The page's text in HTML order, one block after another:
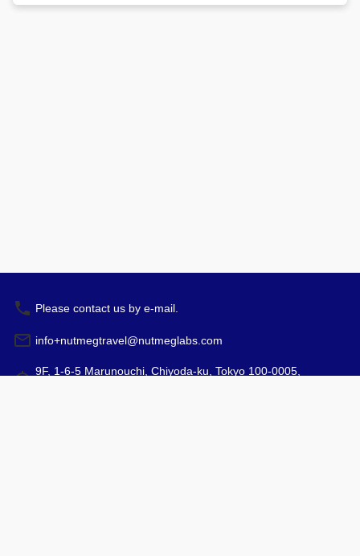
Please contact us by e-mail.
info+nutmegtravel@nutmeglabs.com
9F, 1-6-5 Marunouchi, Chiyoda-ku, Tokyo 100-0005,